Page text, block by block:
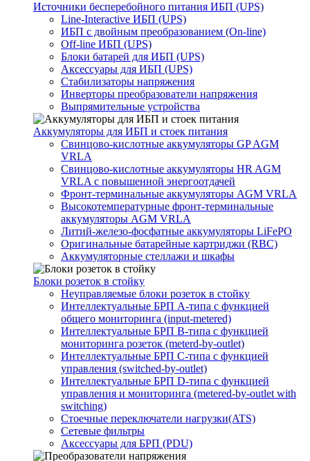
Источники бесперебойного питания ИБП (UPS)
Line-Interactive ИБП (UPS)
ИБП с двойным преобразованием (On-line)
Off-line ИБП (UPS)
Блоки батарей для ИБП (UPS)
Аксессуары для ИБП (UPS)
Стабилизаторы напряжения
Инверторы преобразователи напряжения
Выпрямительные устройства
Аккумуляторы для ИБП и стоек питания
Свинцово-кислотные аккумуляторы GP AGM
VRLA
Свинцово-кислотные аккумуляторы HR AGM
VRLA с повышенной энергоотдачей
Фронт-терминальные аккумуляторы AGM VRLA
Высокотемпературные фронт-терминальные
аккумуляторы AGM VRLA
Литий-железо-фосфатные аккумуляторы LiFePO
Оригинальные батарейные картриджи (RBC)
Аккумуляторные стеллажи и шкафы
Блоки розеток в стойку
Неуправляемые блоки розеток в стойку
Интеллектуальные БРП А-типа с функцией
общего мониторинга (input-metered)
Интеллектуальные БРП B-типа с функцией
мониторинга розеток (meterd-by-outlet)
Интеллектуальные БРП C-типа с функцией
управления (switched-by-outlet)
Интеллектуальные БРП D-типа с функцией
управления и мониторинга (metered-by-outlet with
switching)
Стоечные переключатели нагрузки(ATS)
Сетевые фильтры
Аксессуары для БРП (PDU)